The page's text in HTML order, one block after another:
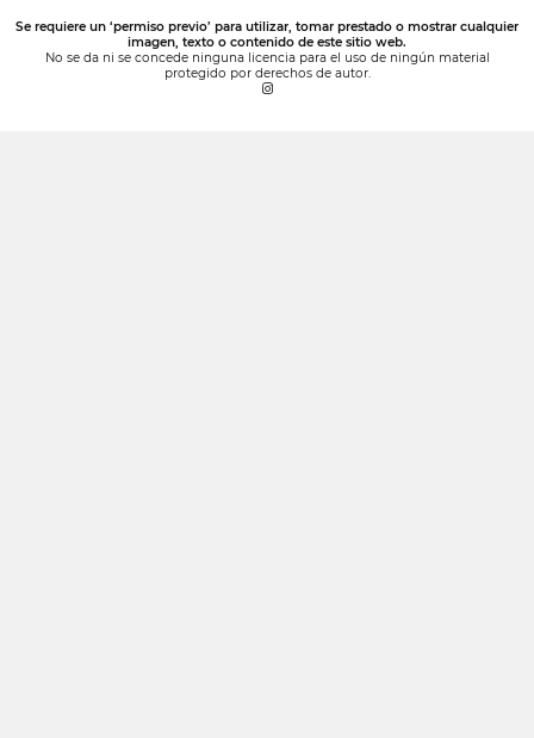
Se requiere un ‘permiso previo’ para utilizar, tomar prestado o mostrar cualquier
imagen, texto o contenido de este sitio web.
No se da ni se concede ninguna licencia para el uso de ningún material
protegido por derechos de autor.